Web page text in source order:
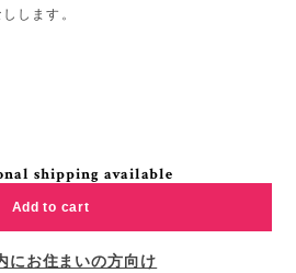
します。
shipping available
Add to cart
にお住まいの方向け